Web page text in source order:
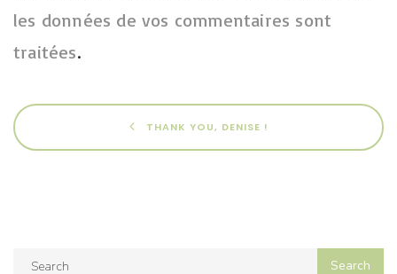
les données de vos commentaires sont
traitées.
THANK YOU, DENISE !